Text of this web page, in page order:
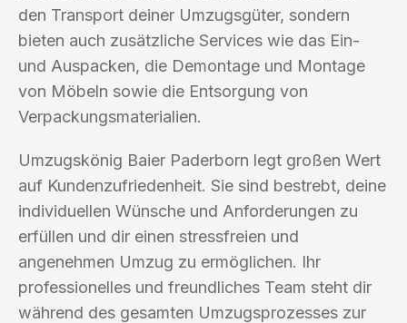
den Transport deiner Umzugsgüter, sondern
bieten auch zusätzliche Services wie das Ein-
und Auspacken, die Demontage und Montage
von Möbeln sowie die Entsorgung von
Verpackungsmaterialien.
Umzugskönig Baier Paderborn legt großen Wert
auf Kundenzufriedenheit. Sie sind bestrebt, deine
individuellen Wünsche und Anforderungen zu
erfüllen und dir einen stressfreien und
angenehmen Umzug zu ermöglichen. Ihr
professionelles und freundliches Team steht dir
während des gesamten Umzugsprozesses zur